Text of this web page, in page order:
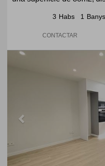
3 Habs 1 Banys
CONTACTAR
Previous